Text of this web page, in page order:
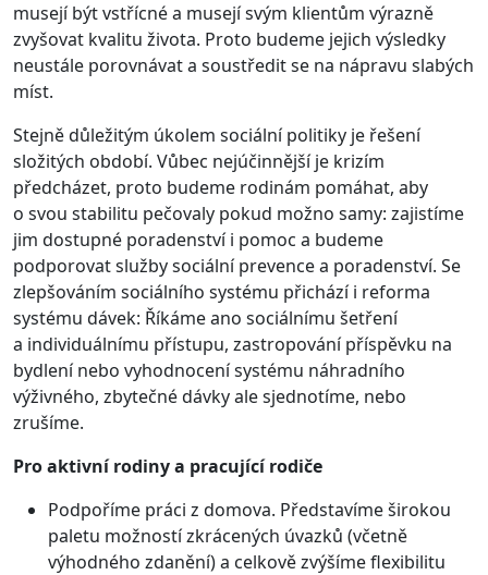
musejí být vstřícné a musejí svým klientům výrazně
zvyšovat kvalitu života. Proto budeme jejich výsledky
neustále porovnávat a soustředit se na nápravu slabých
míst.
Stejně důležitým úkolem sociální politiky je řešení
složitých období. Vůbec nejúčinnější je krizím
předcházet, proto budeme rodinám pomáhat, aby
o svou stabilitu pečovaly pokud možno samy: zajistíme
jim dostupné poradenství i pomoc a budeme
podporovat služby sociální prevence a poradenství. Se
zlepšováním sociálního systému přichází i reforma
systému dávek: Říkáme ano sociálnímu šetření
a individuálnímu přístupu, zastropování příspěvku na
bydlení nebo vyhodnocení systému náhradního
výživného, zbytečné dávky ale sjednotíme, nebo
zrušíme.
Pro aktivní rodiny a pracující rodiče
Podpoříme práci z domova. Představíme širokou
paletu možností zkrácených úvazků (včetně
výhodného zdanění) a celkově zvýšíme flexibilitu